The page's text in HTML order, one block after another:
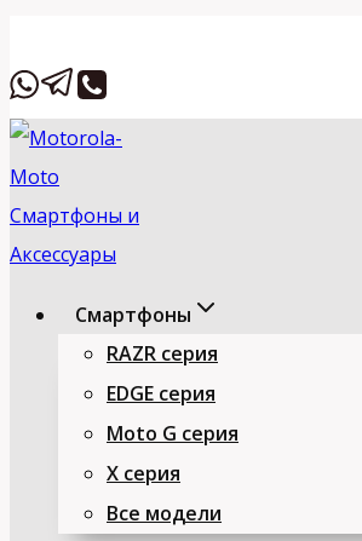
к
Смартфоны
RAZR серия
EDGE серия
Moto G серия
X серия
Все модели